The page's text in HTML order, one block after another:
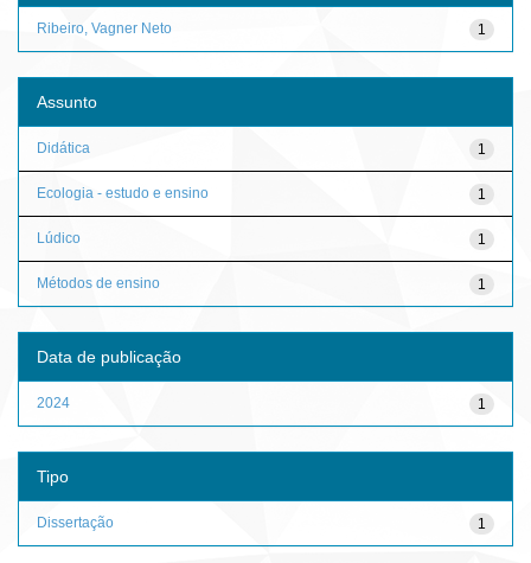
1
Ribeiro, Vagner Neto
Assunto
1
Didática
1
Ecologia - estudo e ensino
1
Lúdico
1
Métodos de ensino
Data de publicação
1
2024
Tipo
1
Dissertação